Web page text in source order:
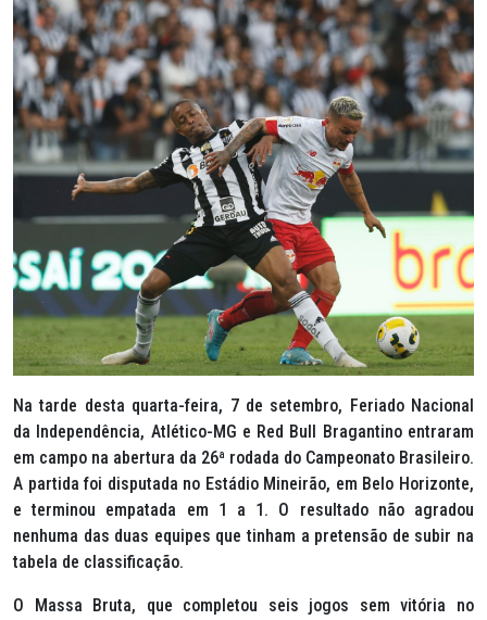
Na tarde desta quarta-feira, 7 de setembro, Feriado Nacional
da Independência, Atlético-MG e Red Bull Bragantino entraram
em campo na abertura da 26ª rodada do Campeonato Brasileiro.
A partida foi disputada no Estádio Mineirão, em Belo Horizonte,
e terminou empatada em 1 a 1. O resultado não agradou
nenhuma das duas equipes que tinham a pretensão de subir na
tabela de classificação.
O Massa Bruta, que completou seis jogos sem vitória no